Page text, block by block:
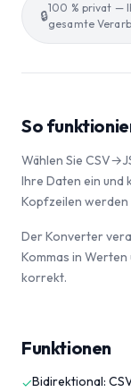
🔒100 % privat —
gesamte
So
Wählen Sie
Ihre Daten ein und
Kopfzeilen werden
Der Konverter
Kommas in
korrekt.
Funktionen
✓Bidirektional: